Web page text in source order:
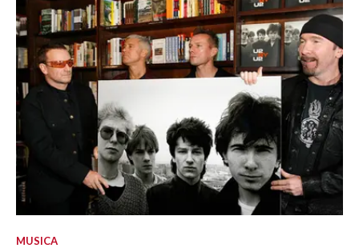
MUSICA